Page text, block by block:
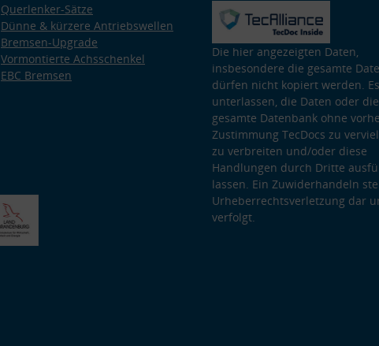
Querlenker-Sätze
Dünne & kürzere Antriebswellen
Bremsen-Upgrade
Vormontierte Achsschenkel
EBC Bremsen
Die hier angezeigten Daten,
insbesondere die gesamte
dürfen nicht kopiert werden.
unterlassen, die Daten oder die
gesamte Datenbank ohne
Zustimmung TecDocs zu
zu verbreiten und/oder diese
Handlungen durch Dritte
lassen. Ein Zuwiderhandeln
Urheberrechtsverletzung dar
verfolgt.